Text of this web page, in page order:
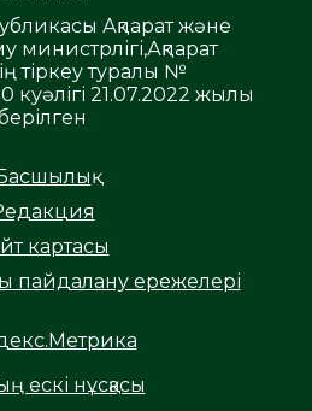
Ақпарат және
министрлігі,Ақпарат
тіркеу туралы №
куәлігі 21.07.2022 жылы
картасы
пайдалану ережелері
ескі нұсқасы